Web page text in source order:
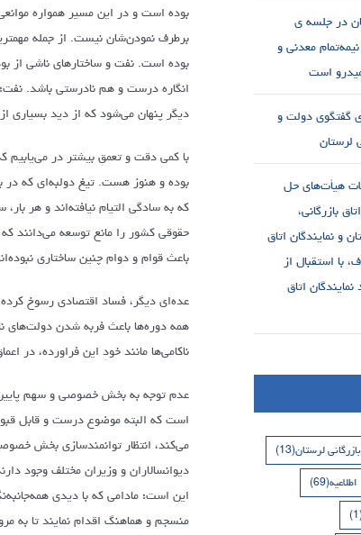
بوده است و در این مسیر همواره
برطرف نمودن‌شان نیست. از جمله
بوده است. نفت و ساختارهای ناشی از
انگاره درست و هم نادرستی باشد.
دیگر پنهان می‌شود که از دید بسیاری
با کمی دقت و تعمقِ بیشتر در می‌یابیم
بوده و هنوز هست. تیغ دولبه‌ای که در
که به سادگی التیام نیافته‌اند و هر
حقوقی کشور را مانع توسعه
باعث قوام و دوام چنین ساختاری
عده‌ای دیگر، فساد اقتصادی رسوخ
همه دوره‌ها باعث فربه شدن دولت‌های
ناکامی‌ها مانند خودِ این فراورده، در
عدم توجه به بخش خصوصی و سهم
است که البته موضوع درست و قابل
می‌کند، انتظار توانمندسازی بخش
دیوانسالاران و وزیران مختلف وجود
این است؛ مادامی که با دیدی
منسجم و هماهنگ اقدام نمایند تا به
در جلسه ی
معدنی و
است
گفتگوی دولت و
لرستان
هیأت‌های حل
بازرگانی،
و نمایندگان اتاق
با استقبال از
اتاق
لرستان(13)
اطلاعیه(69)